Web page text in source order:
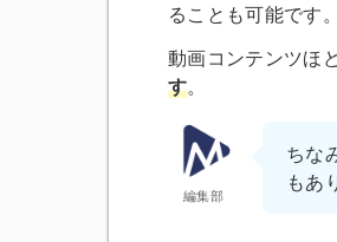
ることも可能です。
動画コンテンツほ
す。
編集部
ちな
もあ